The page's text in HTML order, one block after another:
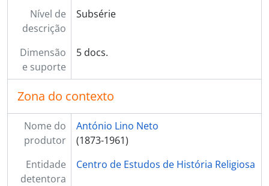
Nível de
descrição
Subsérie
Dimensão
e suporte
5 docs.
Zona do contexto
Nome do
produtor
António Lino Neto
(1873-1961)
Entidade
detentora
Centro de Estudos de História Religiosa